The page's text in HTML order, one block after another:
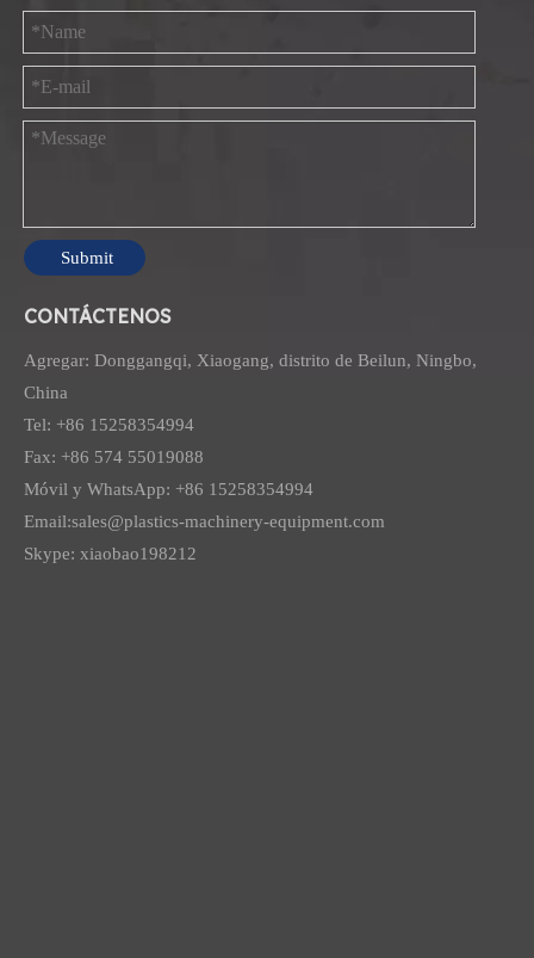
Submit
CONTÁCTENOS
Agregar: Donggangqi, Xiaogang, distrito de Beilun, Ningbo,
China
Tel: +86 15258354994
Fax: +86 574 55019088
Móvil y WhatsApp: +86 15258354994
Email:sales@plastics-machinery-equipment.com
Skype: xiaobao198212